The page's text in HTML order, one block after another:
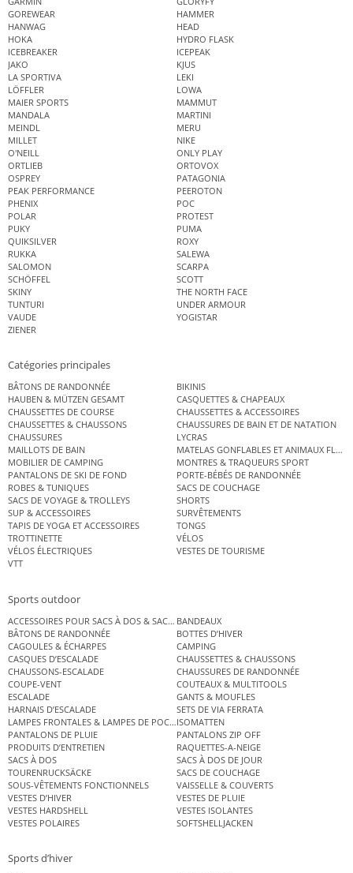
GOREWEAR
HAMMER
HANWAG
HEAD
HOKA
HYDRO FLASK
ICEBREAKER
ICEPEAK
JAKO
KJUS
LA SPORTIVA
LEKI
LÖFFLER
LOWA
MAIER SPORTS
MAMMUT
MANDALA
MARTINI
MEINDL
MERU
MILLET
NIKE
O'NEILL
ONLY PLAY
ORTLIEB
ORTOVOX
OSPREY
PATAGONIA
PEAK PERFORMANCE
PEEROTON
PHENIX
POC
POLAR
PROTEST
PUKY
PUMA
QUIKSILVER
ROXY
RUKKA
SALEWA
SALOMON
SCARPA
SCHÖFFEL
SCOTT
SKINY
THE NORTH FACE
TUNTURI
UNDER ARMOUR
VAUDE
YOGISTAR
ZIENER
Catégories principales
BÂTONS DE RANDONNÉE
BIKINIS
HAUBEN & MÜTZEN GESAMT
CASQUETTES & CHAPEAUX
CHAUSSETTES DE COURSE
CHAUSSETTES & ACCESSOIRES
CHAUSSETTES & CHAUSSONS
CHAUSSURES DE BAIN ET DE NATATION
CHAUSSURES
LYCRAS
MAILLOTS DE BAIN
MATELAS GONFLABLES ET ANIMAUX
MOBILIER DE CAMPING
MONTRES & TRAQUEURS SPORT
PANTALONS DE SKI DE FOND
PORTE-BÉBÉS DE RANDONNÉE
ROBES & TUNIQUES
SACS DE COUCHAGE
SACS DE VOYAGE & TROLLEYS
SHORTS
SUP & ACCESSOIRES
SURVÊTEMENTS
TAPIS DE YOGA ET ACCESSOIRES
TONGS
TROTTINETTE
VÉLOS
VÉLOS ÉLECTRIQUES
VESTES DE TOURISME
VTT
Sports outdoor
ACCESSOIRES POUR SACS À DOS & SACS ÉTANCHES
BANDEAUX
BÂTONS DE RANDONNÉE
BOTTES D’HIVER
CAGOULES & ÉCHARPES
CAMPING
CASQUES D’ESCALADE
CHAUSSETTES & CHAUSSONS
CHAUSSONS-ESCALADE
CHAUSSURES DE RANDONNÉE
COUPE-VENT
COUTEAUX & MULTITOOLS
ESCALADE
GANTS & MOUFLES
HARNAIS D’ESCALADE
SETS DE VIA FERRATA
LAMPES FRONTALES & LAMPES DE POCHEISOMATTEN
PANTALONS DE PLUIE
PANTALONS ZIP OFF
PRODUITS D’ENTRETIEN
RAQUETTES-A-NEIGE
SACS À DOS
SACS À DOS DE JOUR
TOURENRUCKSÄCKE
SACS DE COUCHAGE
SOUS-VÊTEMENTS FONCTIONNELS
VAISSELLE & COUVERTS
VESTES D’HIVER
VESTES DE PLUIE
VESTES HARDSHELL
VESTES ISOLANTES
VESTES POLAIRES
SOFTSHELLJACKEN
Sports d’hiver